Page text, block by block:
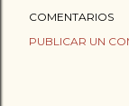
COMENTARIOS
PUBLICAR UN